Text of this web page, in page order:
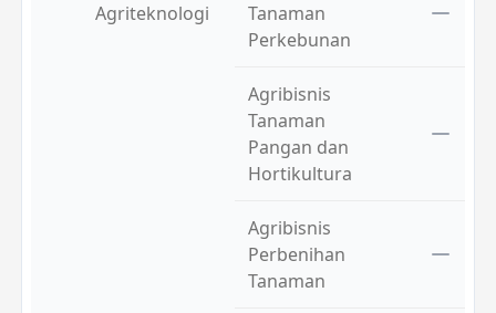
Agriteknologi
Tanaman
Perkebunan
Agribisnis
Tanaman
Pangan dan
Hortikultura
Agribisnis
Perbenihan
Tanaman